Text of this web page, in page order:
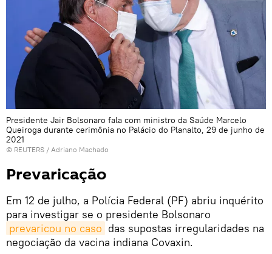
Presidente Jair Bolsonaro fala com ministro da Saúde Marcelo
Queiroga durante cerimônia no Palácio do Planalto, 29 de junho de
2021
© REUTERS / Adriano Machado
Prevaricação
Em 12 de julho, a Polícia Federal (PF) abriu inquérito
para investigar se o presidente Bolsonaro
prevaricou no caso das supostas irregularidades na
negociação da vacina indiana Covaxin.